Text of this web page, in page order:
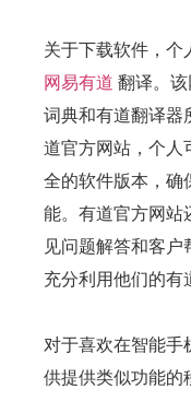
关于下载软件，个
网易有道 翻译。
词典和有道翻译器
道官方网站，个人
全的软件版本，确
能。有道官方网站
见问题解答和客
充分利用他们的有
对于喜欢在智能手
供提供类似功能的